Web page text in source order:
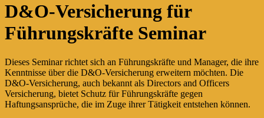
D&O-Versicherung für
Führungskräfte Seminar
Dieses Seminar richtet sich an Führungskräfte und Manager, die ihre
Kenntnisse über die D&O-Versicherung erweitern möchten. Die
D&O-Versicherung, auch bekannt als Directors and Officers
Versicherung, bietet Schutz für Führungskräfte gegen
Haftungsansprüche, die im Zuge ihrer Tätigkeit entstehen können.